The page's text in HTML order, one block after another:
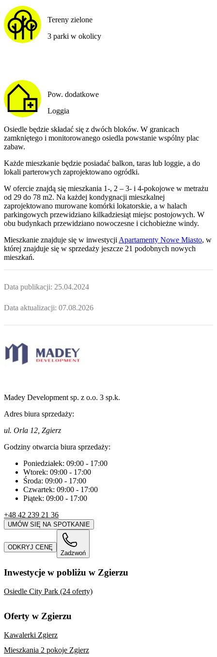
Tereny zielone
3 parki w okolicy
Pow. dodatkowe
Loggia
Osiedle będzie składać się z dwóch bloków. W granicach
zamkniętego i monitorowanego osiedla powstanie wspólny plac
zabaw.
Każde mieszkanie będzie posiadać balkon, taras lub loggie, a do
lokali parterowych zaprojektowano ogródki.
W ofercie znajdą się mieszkania 1-, 2 – 3- i 4-pokojowe w metrażu
od 29 do 78 m2. Na każdej kondygnacji mieszkalnej
zaprojektowano murowane komórki lokatorskie, a w halach
parkingowych przewidziano kilkadziesiąt miejsc postojowych. W
obu budynkach przewidziano nowoczesne i cichobieżne windy.
Mieszkanie znajduje się w inwestycji Apartamenty Nowe Miasto, w
której znajduje się w sprzedaży jeszcze 21 podobnych nowych
mieszkań.
Data publikacji: 25.04.2024
Data aktualizacji: 07.08.2026
Madey Development sp. z o.o. 3 sp.k.
Adres biura sprzedaży:
ul. Orla 12, Zgierz
Godziny otwarcia biura sprzedaży:
Poniedziałek: 09:00 - 17:00
Wtorek: 09:00 - 17:00
Środa: 09:00 - 17:00
Czwartek: 09:00 - 17:00
Piątek: 09:00 - 17:00
+48 42 239 21 36
UMÓW SIĘ NA SPOTKANIE
ODKRYJ CENĘ
Zadzwoń
Inwestycje w pobliżu w Zgierzu
Osiedle City Park (24 oferty)
Oferty w Zgierzu
Kawalerki Zgierz
Mieszkania 2 pokoje Zgierz